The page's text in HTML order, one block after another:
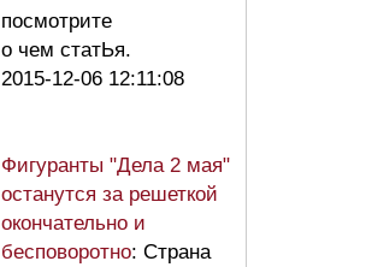
посмотрите
о чем статЬя.
2015-12-06 12:11:08
Фигуранты "Дела 2 мая"
останутся за решеткой
окончательно и
бесповоротно: Страна